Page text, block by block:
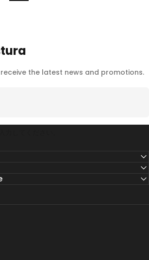
the latest news and promotions.